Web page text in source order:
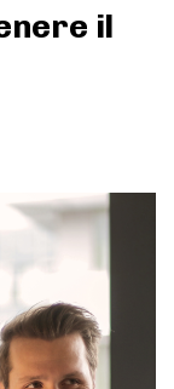
il